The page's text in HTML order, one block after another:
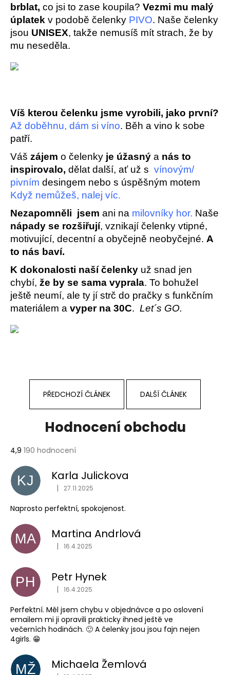
brblat, co jsi to zase koupila? Vezmi mu malý
úplatek v podobě čelenky PIVO. Naše čelenky
jsou UNISEX, takže nemusíš mít strach, že by
mu neseděla.
Víš kterou čelenku jsme vyrobili, jako první?
Až doběhnu, dám si víno. Běh a vino k sobe
patří.
Váš zájem o čelenky je úžasný a nás to
inspirovalo, dělat další, ať už s vínovým/
pivním desingem nebo s úspěšným motem
Když nemůžeš, nalej víc.
Nezapomněli jsem ani na milovníky hor. Naše
nápady se rozšiřují, vznikají čelenky vtipné,
motivující, decentní a obyčejně neobyčejné. A
to nás baví.
K dokonalosti naší čelenky už snad jen
chybí, že by se sama vyprala. To bohužel
ještě neumí, ale ty jí strč do pračky s funkčním
materiálem a vyper na 30C. Let´s GO.
PŘEDCHOZÍ ČLÁNEK DALŠÍ ČLÁNEK
Hodnocení obchodu
4,9 Průměrné
obchodu
je
4,9
z
5
190 hodnocení
KJ Karla Julickova
Hodnocení obchodu je 1 z 5 hvězdiček.
| 27.11.2025
Naprosto perfektní, spokojenost.
MA Martina Andrlová
Hodnocení obchodu je 5 z 5 hvězdiček.
| 16.4.2025
PH Petr Hynek
Hodnocení obchodu je 5 z 5 hvězdiček.
| 16.4.2025
Perfektní. Měl jsem chybu v objednávce a po oslovení
emailem mi ji opravili prakticky ihned ještě ve
večerních hodinách. 🙂 A čelenky jsou jsou fajn nejen
4girls. 😁
MŽ Michaela Žemlová